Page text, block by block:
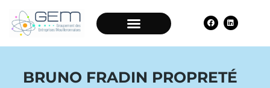
BRUNO FRADIN PROPRETÉ